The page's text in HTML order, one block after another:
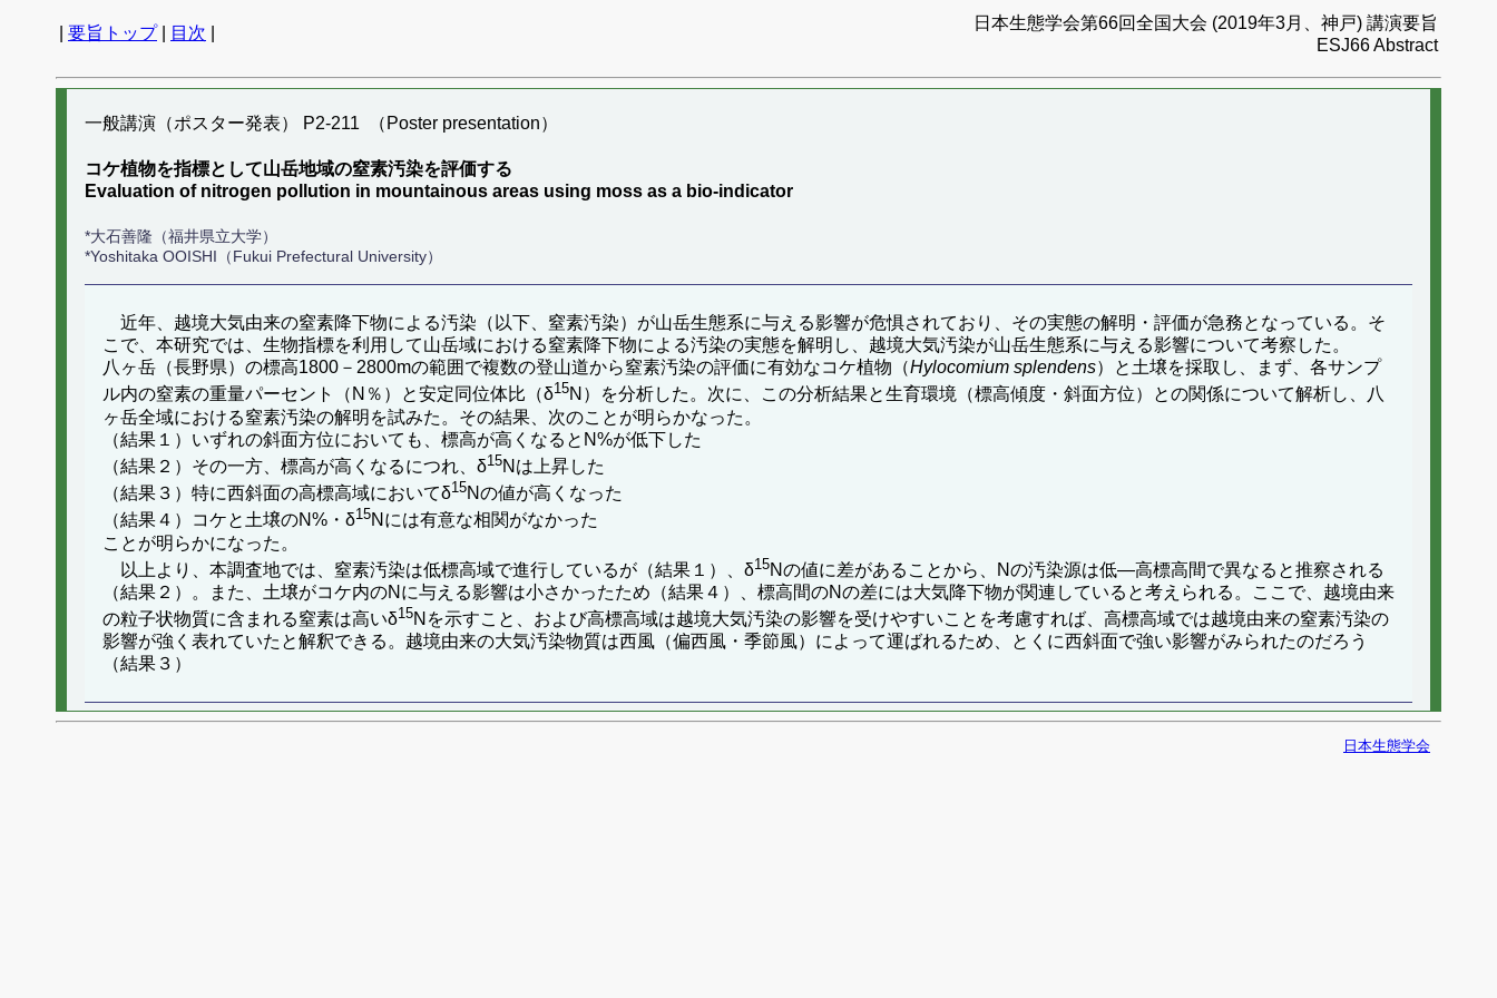
要旨トップ| 目次
日本生態学会第66回全国大会 (2019年3月、神戸) 講演要旨
ESJ66 Abstract
一般講演（ポスター発表） P2-211 （Poster presentation）
コケ植物を指標として山岳地域の窒素汚染を評価する
Evaluation of nitrogen pollution in mountainous areas using moss as a bio-indicator
*大石善隆（福井県立大学）
*Yoshitaka OOISHI（Fukui Prefectural University）
近年、越境大気由来の窒素降下物による汚染（以下、窒素汚染）が山岳生態系に与える影響が危惧されており、その実態の解明・評価が急務となっている。そ
こで、本研究では、生物指標を利用して山岳域における窒素降下物による汚染の実態を解明し、越境大気汚染が山岳生態系に与える影響について考察した。
八ヶ岳（長野県）の標高1800－2800mの範囲で複数の登山道から窒素汚染の評価に有効なコケ植物（Hylocomium splendens）と土壌を採取し、まず、各サンプ
ル内の窒素の重量パーセント（N％）と安定同位体比（δ15N）を分析した。次に、この分析結果と生育環境（標高傾度・斜面方位）との関係について解析し、八
ヶ岳全域における窒素汚染の解明を試みた。その結果、次のことが明らかなった。
（結果１）いずれの斜面方位においても、標高が高くなるとN%が低下した
（結果２）その一方、標高が高くなるにつれ、δ15Nは上昇した
（結果３）特に西斜面の高標高域においてδ15Nの値が高くなった
（結果４）コケと土壌のN%・δ15Nには有意な相関がなかった
ことが明らかになった。
以上より、本調査地では、窒素汚染は低標高域で進行しているが（結果１）、δ15Nの値に差があることから、Nの汚染源は低―高標高間で異なると推察される
（結果２）。また、土壌がコケ内のNに与える影響は小さかったため（結果４）、標高間のNの差には大気降下物が関連していると考えられる。ここで、越境由来
の粒子状物質に含まれる窒素は高いδ15Nを示すこと、および高標高域は越境大気汚染の影響を受けやすいことを考慮すれば、高標高域では越境由来の窒素汚染の
影響が強く表れていたと解釈できる。越境由来の大気汚染物質は西風（偏西風・季節風）によって運ばれるため、とくに西斜面で強い影響がみられたのだろう
（結果３）
日本生態学会